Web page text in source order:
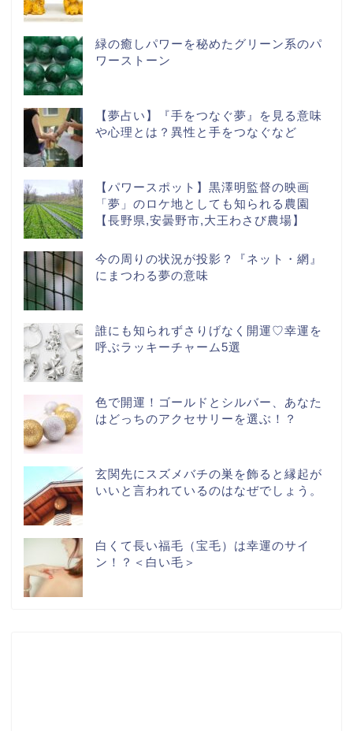
緑の癒しパワーを秘めたグリーン系のパ
ワーストーン
【夢占い】『手をつなぐ夢』を見る意味
や心理とは？異性と手をつなぐなど
【パワースポット】黒澤明監督の映画
「夢」のロケ地としても知られる農園
【長野県,安曇野市,大王わさび農場】
今の周りの状況が投影？『ネット・網』
にまつわる夢の意味
誰にも知られずさりげなく開運♡幸運を
呼ぶラッキーチャーム5選
色で開運！ゴールドとシルバー、あなた
はどっちのアクセサリーを選ぶ！？
玄関先にスズメバチの巣を飾ると縁起が
いいと言われているのはなぜでしょう。
白くて長い福毛（宝毛）は幸運のサイ
ン！？＜白い毛＞